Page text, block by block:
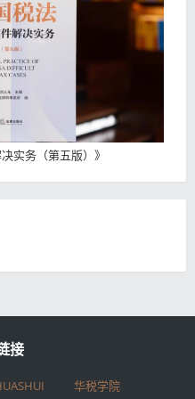
实务（第五版） 》
接
华税学院